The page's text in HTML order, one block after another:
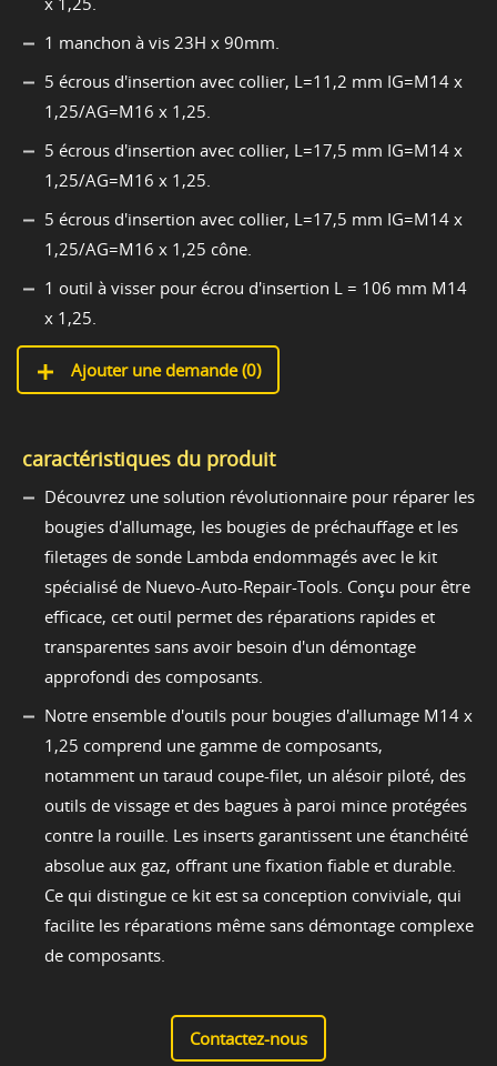
1 manchon à vis 23H x 90mm.
5 écrous d'insertion avec collier, L=11,2 mm IG=M14 x
1,25/AG=M16 x 1,25.
5 écrous d'insertion avec collier, L=17,5 mm IG=M14 x
1,25/AG=M16 x 1,25.
5 écrous d'insertion avec collier, L=17,5 mm IG=M14 x
1,25/AG=M16 x 1,25 cône.
1 outil à visser pour écrou d'insertion L = 106 mm M14
x 1,25.
Ajouter une demande (0)
caractéristiques du produit
Découvrez une solution révolutionnaire pour réparer les
bougies d'allumage, les bougies de préchauffage et les
filetages de sonde Lambda endommagés avec le kit
spécialisé de Nuevo-Auto-Repair-Tools. Conçu pour être
efficace, cet outil permet des réparations rapides et
transparentes sans avoir besoin d'un démontage
approfondi des composants.
Notre ensemble d'outils pour bougies d'allumage M14 x
1,25 comprend une gamme de composants,
notamment un taraud coupe-filet, un alésoir piloté, des
outils de vissage et des bagues à paroi mince protégées
contre la rouille. Les inserts garantissent une étanchéité
absolue aux gaz, offrant une fixation fiable et durable.
Ce qui distingue ce kit est sa conception conviviale, qui
facilite les réparations même sans démontage complexe
de composants.
Contactez-nous